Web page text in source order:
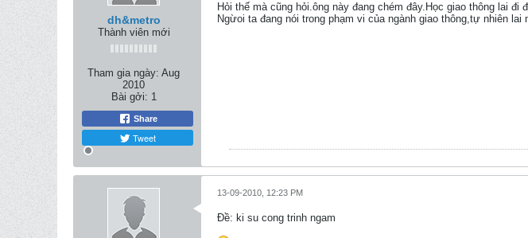
dh&metro
Thành viên mới
Tham gia ngày: Aug
2010
Bài gởi: 1
Share
Tweet
Hỏi thế mà cũng hỏi.ông này đang chém đây.Học giao thông lai đi
Ngừoi ta đang nói trong phạm vi của ngành giao thông,tự nhiên lai
13-09-2010, 12:23 PM
Ðề: ki su cong trinh ngam